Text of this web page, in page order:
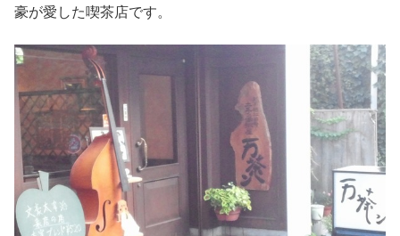
豪が愛した喫茶店です。